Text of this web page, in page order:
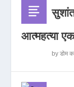
आत्महत्या
byडोम